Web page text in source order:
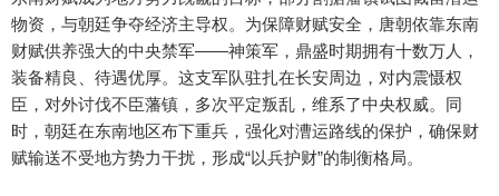
物资，与朝廷争夺经济主导权。为保障财赋安全，唐朝依靠东南
财赋供养强大的中央禁军——神策军，鼎盛时期拥有十数万人，
装备精良、待遇优厚。这支军队驻扎在长安周边，对内震慑权
臣，对外讨伐不臣藩镇，多次平定叛乱，维系了中央权威。同
时，朝廷在东南地区布下重兵，强化对漕运路线的保护，确保财
赋输送不受地方势力干扰，形成“以兵护财”的制衡格局。